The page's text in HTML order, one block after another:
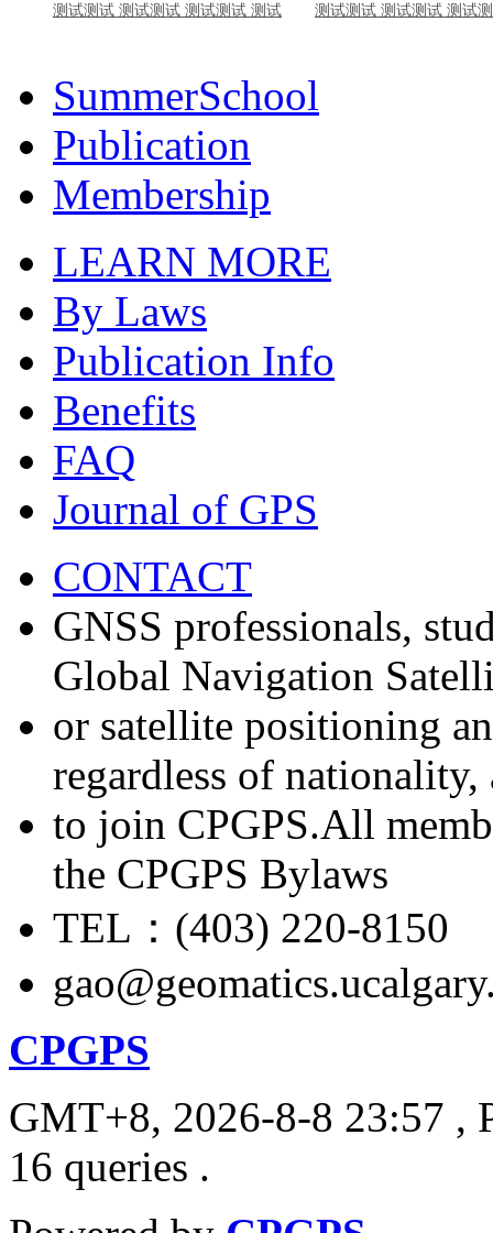
测试测试 测试测试 测试测试 测试 测试测试 测试测试 测试
SummerSchool
Publication
Membership
LEARN MORE
By Laws
Publication Info
Benefits
FAQ
Journal of GPS
CONTACT
GNSS professionals,
Global Navigation
or satellite positioning
regardless of nationality,
to join CPGPS.All
the CPGPS Bylaws
TEL：(403) 220-8150
CPGPS
GMT+8, 2026-8-8 23:57 ,
16 queries .